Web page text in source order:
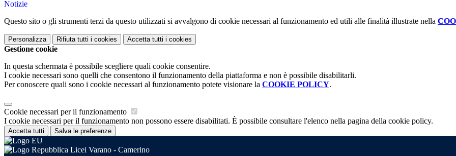
Notizie
Questo sito o gli strumenti terzi da questo utilizzati si avvalgono di cookie necessari al funzionamento ed utili alle finalità illustrate nella
Personalizza Rifiuta tutti i cookies Accetta tutti i cookies
Gestione cookie
In questa schermata è possibile scegliere quali cookie consentire.
I cookie necessari sono quelli che consentono il funzionamento della piattaforma e non è possibile disabilitarli.
Per conoscere quali sono i cookie necessari al funzionamento potete visionare la COOKIE POLICY.
Cookie necessari per il funzionamento
I cookie necessari per il funzionamento non possono essere disabilitati. È possibile consultare l'elenco nella pagina della cookie policy.
Accetta tutti Salva le preferenze
Licei Varano - Camerino